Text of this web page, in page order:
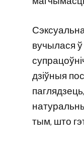
вучылася
дзіўныя
тым, што